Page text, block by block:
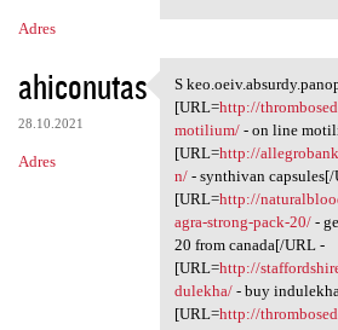
Adres
ahiconutas
28.10.2021
Adres
S
S
[URL=http://
motilium/- on line
[URL=http://
n/- synthivan capsules[/
[URL=http://
agra-strong-pack-20/-
20 from canada[/URL -
[URL=http://
dulekha/- buy
[URL=http://